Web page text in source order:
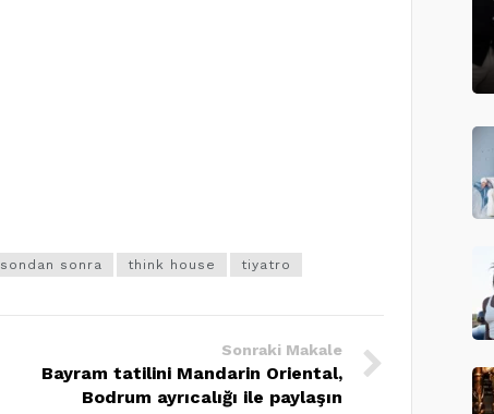
sondan sonra think house tiyatro
Sonraki Makale
Bayram tatilini Mandarin Oriental,
Bodrum ayrıcalığı ile paylaşın